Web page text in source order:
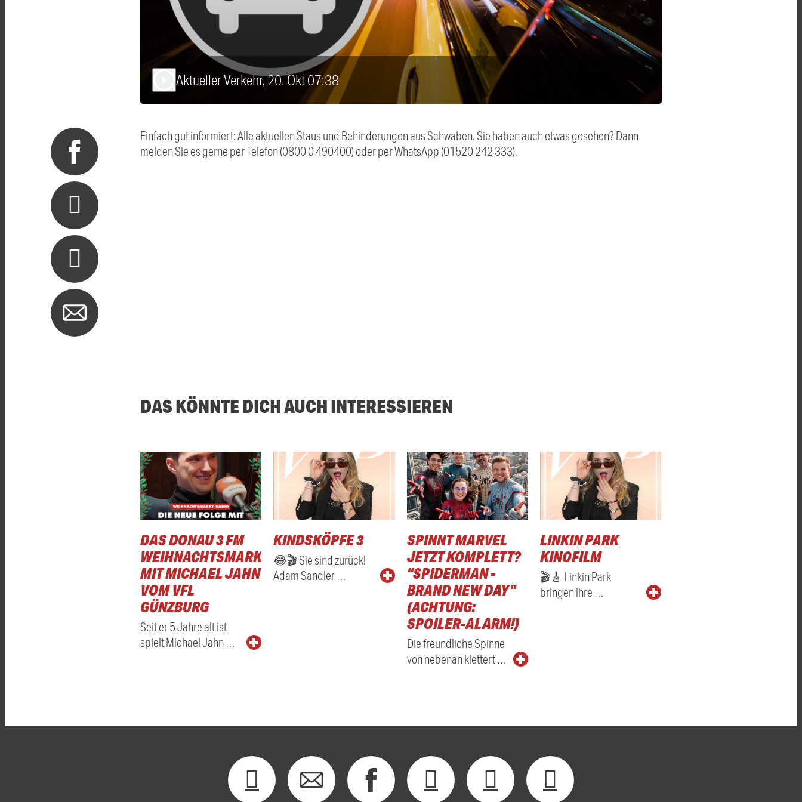
Aktueller Verkehr, 20. Okt 07:38
Einfach gut informiert: Alle aktuellen Staus und Behinderungen aus Schwaben. Sie haben auch etwas gesehen? Dann
melden Sie es gerne per Telefon (0800 0 490400) oder per WhatsApp (01520 242 333).
DAS KÖNNTE DICH AUCH INTERESSIEREN
DAS DONAU 3 FM
WEIHNACHTSMARKTRADIO
MIT MICHAEL JAHN
VOM VFL
GÜNZBURG
Seit er 5 Jahre alt ist
spielt Michael Jahn …
KINDSKÖPFE 3
😂🎬 Sie sind zurück!
Adam Sandler …
SPINNT MARVEL
JETZT KOMPLETT?
"SPIDERMAN -
BRAND NEW DAY"
(ACHTUNG:
SPOILER-ALARM!)
Die freundliche Spinne
von nebenan klettert …
LINKIN PARK
KINOFILM
🎬🎸 Linkin Park
bringen ihre …